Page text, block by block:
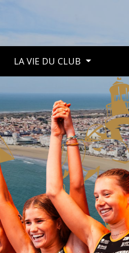
LA VIE DU CLUB
LE CLUB
LA VIE DU CLUB
DU CLUB